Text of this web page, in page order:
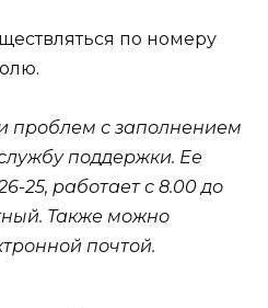
по номеру
проблем с заполнением
поддержки. Ее
25, работает с 8.00 до
Также можно
почтой.